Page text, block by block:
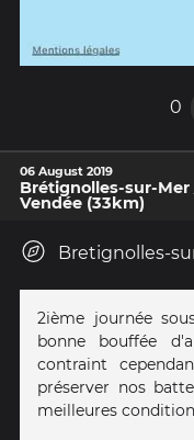
0
06 August 2019
Brétignolles-sur-Mer
Vendée (33km)
Bretignolles-
2ième journée
bonne bouffée
contraint
préserver nos
meilleures